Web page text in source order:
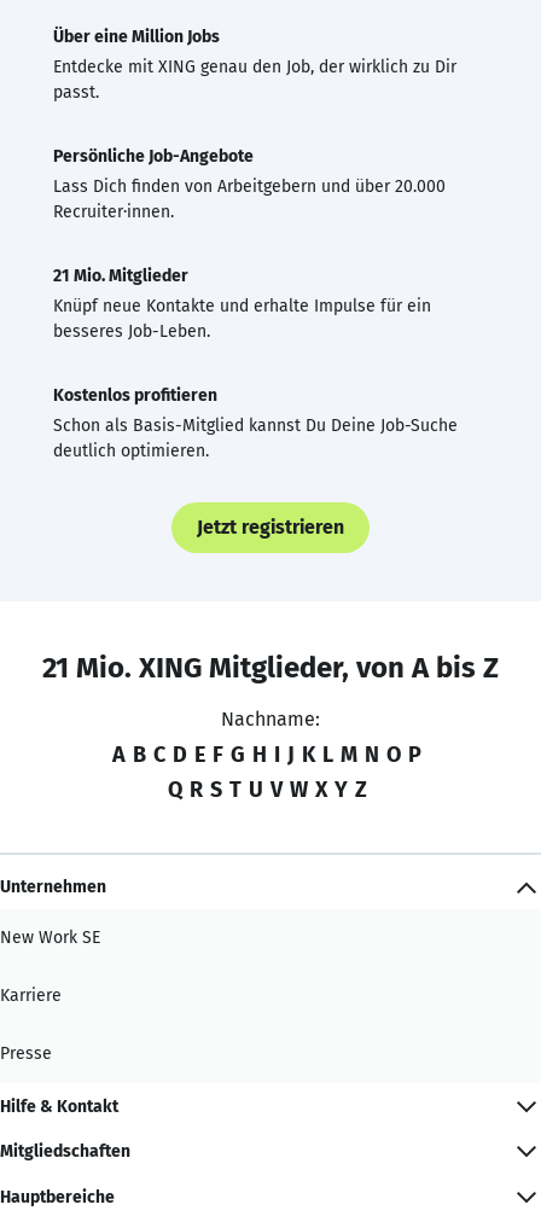
Über eine Million Jobs
Entdecke mit XING genau den Job, der wirklich zu Dir
passt.
Persönliche Job-Angebote
Lass Dich finden von Arbeitgebern und über 20.000
Recruiter·innen.
21 Mio. Mitglieder
Knüpf neue Kontakte und erhalte Impulse für ein
besseres Job-Leben.
Kostenlos profitieren
Schon als Basis-Mitglied kannst Du Deine Job-Suche
deutlich optimieren.
Jetzt registrieren
21 Mio. XING Mitglieder, von A bis Z
Nachname:
A B C D E F G H I J K L M N O P
Q R S T U V W X Y Z
Unternehmen
New Work SE
Karriere
Presse
Hilfe & Kontakt
Mitgliedschaften
Hauptbereiche